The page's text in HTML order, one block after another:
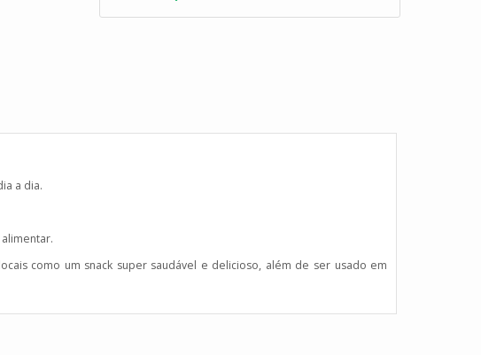
a dia.
como um snack super saudável e delicioso, além de ser usado em